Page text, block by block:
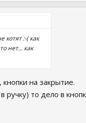
хотят :-( как
нет... как
на закрытие.
то дело в